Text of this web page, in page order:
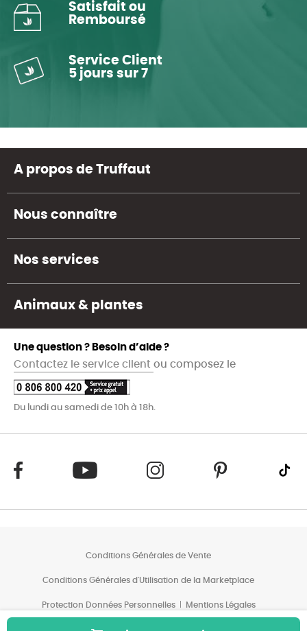
Satisfait ou
Remboursé
Service Client
5 jours sur 7
A propos de Truffaut
Nous connaître
Nos services
Animaux & plantes
Une question ? Besoin d’aide ?
Contactez le service client ou composez le
Du lundi au samedi de 10h à 18h.
Conditions Générales de Vente
Conditions Générales d'Utilisation de la Marketplace
Protection Données Personnelles Mentions Légales